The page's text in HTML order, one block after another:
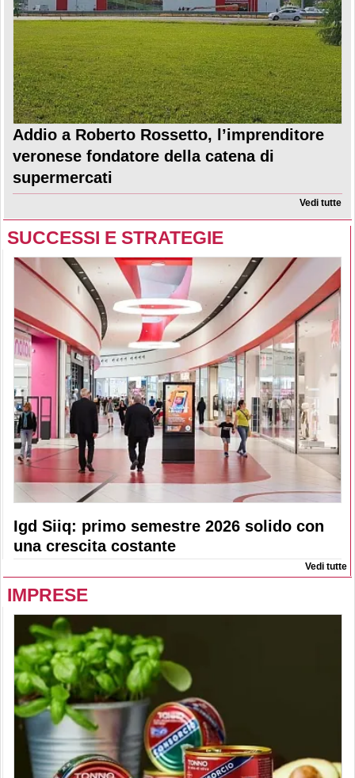
Addio a Roberto Rossetto, l’imprenditore
veronese fondatore della catena di
supermercati
Vedi tutte
SUCCESSI E STRATEGIE
Igd Siiq: primo semestre 2026 solido con
una crescita costante
Vedi tutte
IMPRESE